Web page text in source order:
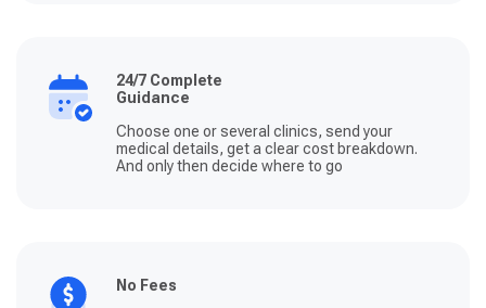
24/7 Complete
Guidance
Choose one or several clinics, send your
medical details, get a clear cost breakdown.
And only then decide where to go
No Fees